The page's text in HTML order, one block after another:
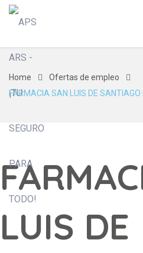
Home
Ofertas de empleo
FARMACIA SAN LUIS DE SANTIAGO
LUIS DE